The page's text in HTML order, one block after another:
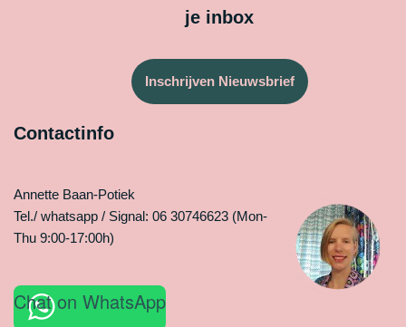
je inbox
Inschrijven Nieuwsbrief
Contactinfo
Annette Baan-Potiek
Tel./ whatsapp / Signal: 06 30746623 (Mon-
Thu 9:00-17:00h)
Chat on WhatsApp